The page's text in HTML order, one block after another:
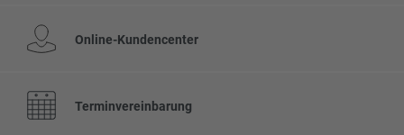
Online-Kundencenter
Terminvereinbarung